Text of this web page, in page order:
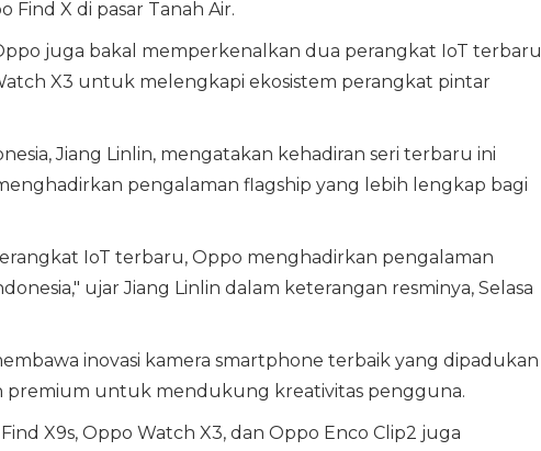
Find X di pasar Tanah Air.
juga bakal memperkenalkan dua perangkat IoT terbaru
X3 untuk melengkapi ekosistem perangkat pintar
Jiang Linlin, mengatakan kehadiran seri terbaru ini
pengalaman flagship yang lebih lengkap bagi
IoT terbaru, Oppo menghadirkan pengalaman
ujar Jiang Linlin dalam keterangan resminya, Selasa
inovasi kamera smartphone terbaik yang dipadukan
premium untuk mendukung kreativitas pengguna.
X9s, Oppo Watch X3, dan Oppo Enco Clip2 juga